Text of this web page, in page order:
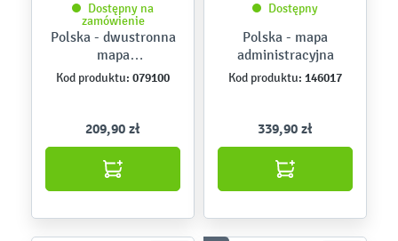
Dostępny na
zamówienie
Polska - dwustronna
mapa
fizyczna/administracy
jna 140 x 100 cm
Kod produktu: 079100
209,90 zł
Dostępny
Polska - mapa
administracyjna
Kod produktu: 146017
339,90 zł